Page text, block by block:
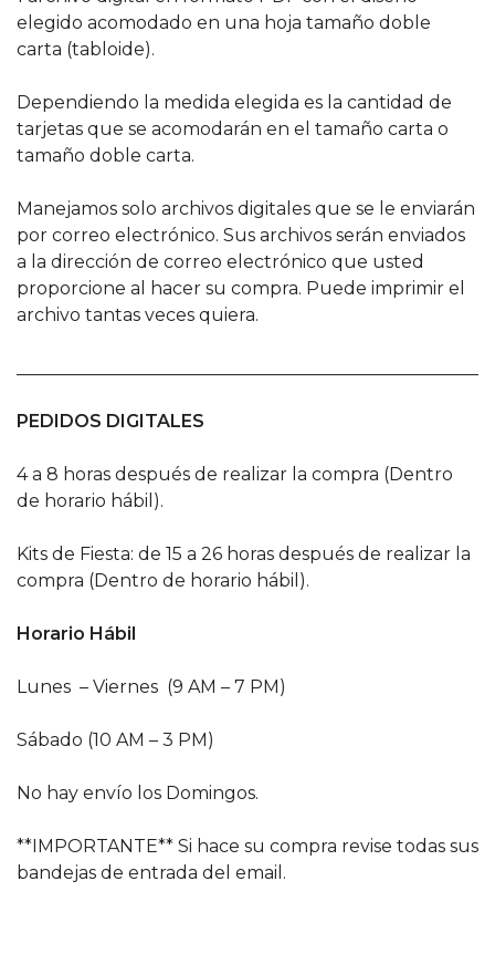
elegido acomodado en una hoja tamaño doble
carta (tabloide).
Dependiendo la medida elegida es la cantidad de
tarjetas que se acomodarán en el tamaño carta o
tamaño doble carta.
Manejamos solo archivos digitales que se le enviarán
por correo electrónico. Sus archivos serán enviados
a la dirección de correo electrónico que usted
proporcione al hacer su compra. Puede imprimir el
archivo tantas veces quiera.
PEDIDOS DIGITALES
4 a 8 horas después de realizar la compra (Dentro
de horario hábil).
Kits de Fiesta: de 15 a 26 horas después de realizar la
compra (Dentro de horario hábil).
Horario Hábil
Lunes – Viernes (9 AM – 7 PM)
Sábado (10 AM – 3 PM)
No hay envío los Domingos.
**IMPORTANTE** Si hace su compra revise todas sus
bandejas de entrada del email.